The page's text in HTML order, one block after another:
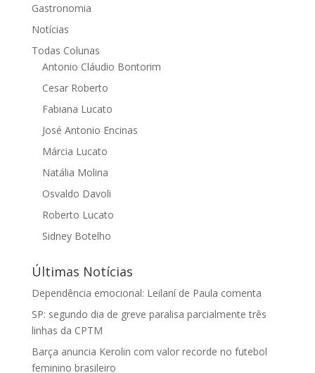
Gastronomia
Notícias
Todas Colunas
Antonio Cláudio Bontorim
Cesar Roberto
Fabiana Lucato
José Antonio Encinas
Márcia Lucato
Natália Molina
Osvaldo Davoli
Roberto Lucato
Sidney Botelho
Últimas Notícias
Dependência emocional: Leilaní de Paula comenta
SP: segundo dia de greve paralisa parcialmente três
linhas da CPTM
Barça anuncia Kerolin com valor recorde no futebol
feminino brasileiro